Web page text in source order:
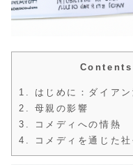
Contents
1.
はじめに：ダイア
2.
母親の影響
3.
コメディへの情熱
4.
コメディを通じた